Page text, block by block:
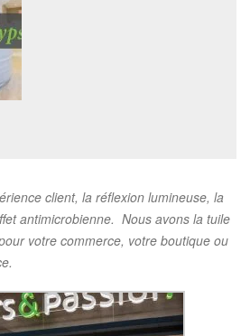
client, la réflexion lumineuse, la
antimicrobienne. Nous avons la tuile
votre commerce, votre boutique ou